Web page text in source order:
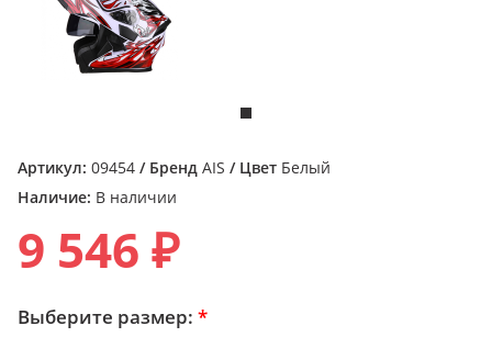
Артикул: 09454 / Бренд AIS / Цвет Белый
Наличие: В наличии
9 546 ₽
Выберите размер: *